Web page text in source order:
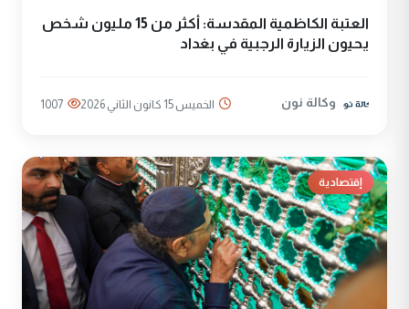
العتبة الكاظمية المقدسة: أكثر من 15 مليون شخص
يحيون الزيارة الرجبية في بغداد
وكالة نون الخميس 15 كانون الثاني 2026 1007
إقتصادية